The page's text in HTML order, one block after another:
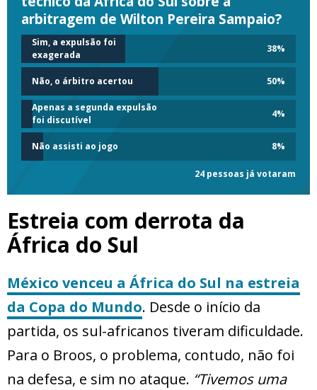
arbitragem de Wilton Pereira Sampaio?
Sim, a expulsão foi
exagerada
38%
Não, o árbitro acertou 50%
Apenas a segunda expulsão
foi discutível
4%
Não assisti ao jogo 8%
24 pessoas já votaram
Estreia com derrota da
África do Sul
México venceu a África do Sul na estreia
da Copa do Mundo. Desde o início da
partida, os sul-africanos tiveram dificuldade.
Para o Broos, o problema, contudo, não foi
na defesa, e sim no ataque. “Tivemos uma